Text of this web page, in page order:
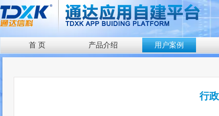
首 页 产品介绍 用户案例
行